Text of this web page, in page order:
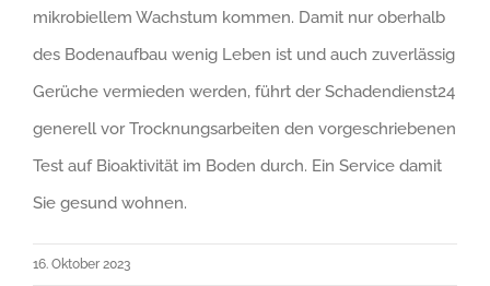
mikrobiellem Wachstum kommen. Damit nur oberhalb
des Bodenaufbau wenig Leben ist und auch zuverlässig
Gerüche vermieden werden, führt der Schadendienst24
generell vor Trocknungsarbeiten den vorgeschriebenen
Test auf Bioaktivität im Boden durch. Ein Service damit
Sie gesund wohnen.
16. Oktober 2023